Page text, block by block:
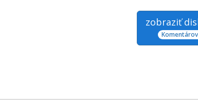
zobraziť